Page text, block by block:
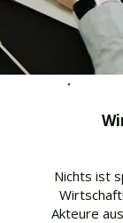
Nichts ist
Akteure